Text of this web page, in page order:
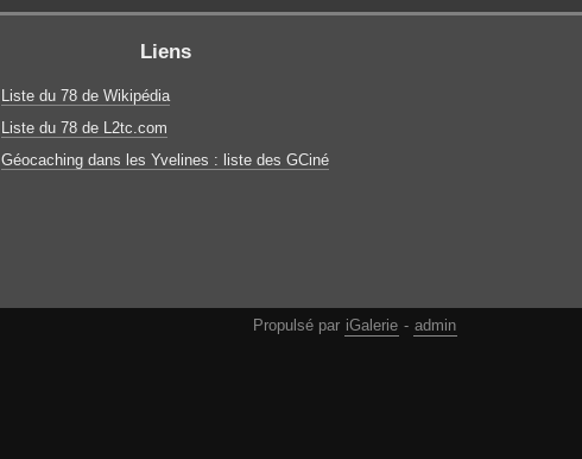
Liens
Liste du 78 de Wikipédia
Liste du 78 de L2tc.com
Géocaching dans les Yvelines : liste des GCiné
Propulsé par iGalerie - admin